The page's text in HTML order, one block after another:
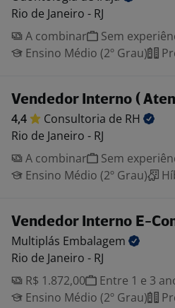
Rio de Janeiro - RJ
A combinar
Sem
Ensino Médio (2º Grau)
Vendedor Interno (
4,4 Consultoria de RH
Rio de Janeiro - RJ
A combinar
Sem
Ensino Médio (2º Grau)
Vendedor Interno E-
Multiplás Embalagem
Rio de Janeiro - RJ
R$ 1.872,00
Entre 1 e 3
Ensino Médio (2º Grau)